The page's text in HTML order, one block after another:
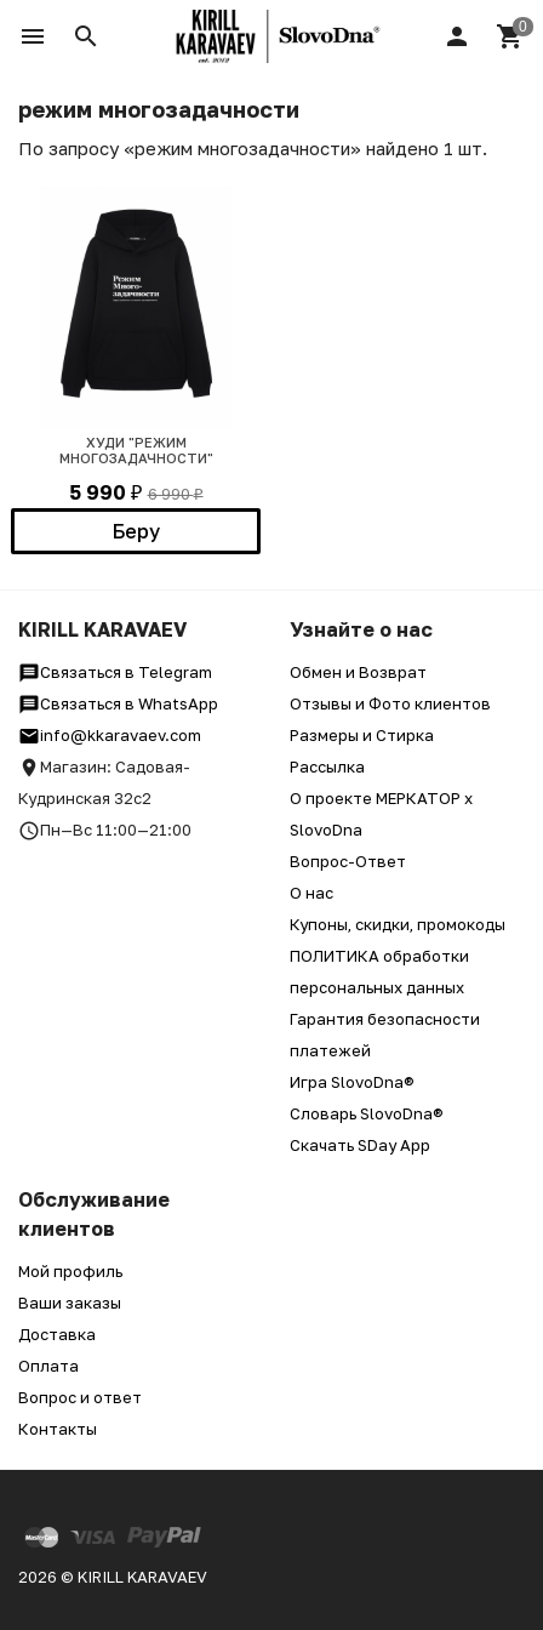
режим многозадачности
По запросу «режим многозадачности» найдено 1 шт.
ХУДИ "РЕЖИМ
МНОГОЗАДАЧНОСТИ"
5 990 ₽ 6 990₽
Беру
KIRILL KARAVAEV
Связаться в Telegram
Связаться в WhatsApp
info@kkaravaev.com
Магазин: Садовая-
Кудринская 32с2
Пн—Вс 11:00—21:00
Узнайте о нас
Обмен и Возврат
Отзывы и Фото клиентов
Размеры и Стирка
Рассылка
О проекте МЕРКАТОР x
SlovoDna
Вопрос-Ответ
О нас
Купоны, скидки, промокоды
ПОЛИТИКА обработки
персональных данных
Гарантия безопасности
платежей
Игра SlovoDna®
Словарь SlovoDna®
Скачать SDay App
Обслуживание
клиентов
Мой профиль
Ваши заказы
Доставка
Оплата
Вопрос и ответ
Контакты
2026 © KIRILL KARAVAEV